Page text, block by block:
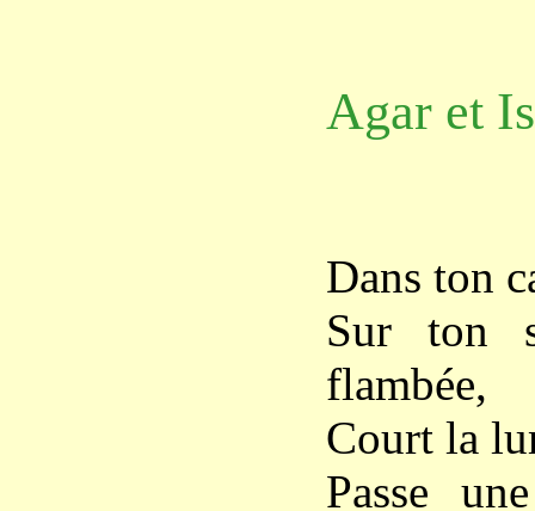
Agar et
Dans ton
Sur ton
flambée,
Court la
Passe